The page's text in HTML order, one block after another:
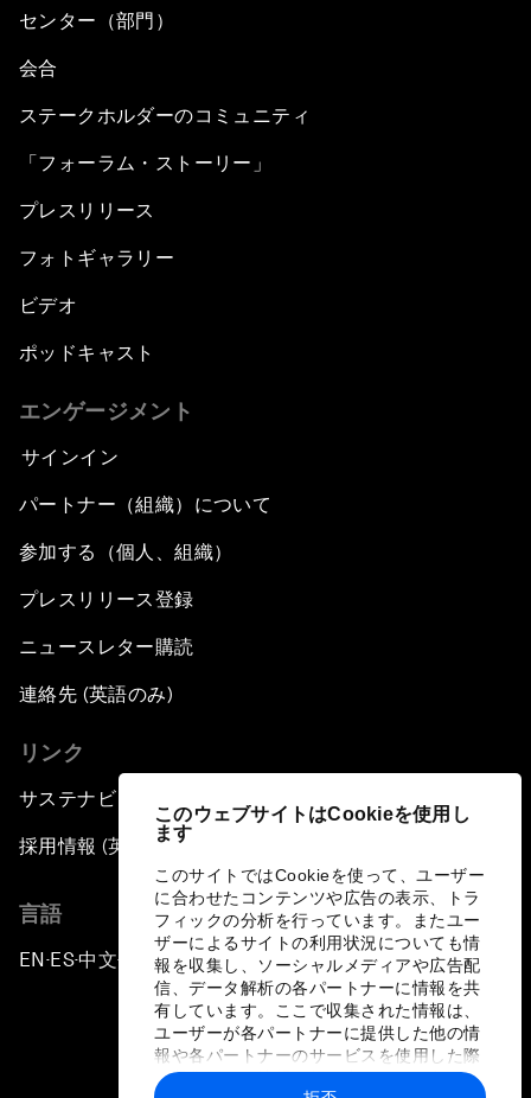
このウェブサイトはCookieを使用し
ます
このサイトではCookieを使って、ユーザー
に合わせたコンテンツや広告の表示、トラ
フィックの分析を行っています。またユー
ザーによるサイトの利用状況についても情
報を収集し、ソーシャルメディアや広告配
信、データ解析の各パートナーに情報を共
有しています。ここで収集された情報は、
ユーザーが各パートナーに提供した他の情
報や各パートナーのサービスを使用した際
に収集された情報と組み合わされ、各パー
センター（部門）
会合
ステークホルダーのコミュニティ
「フォーラム・ストーリー」
プレスリリース
フォトギャラリー
ビデオ
ポッドキャスト
エンゲージメント
サインイン
パートナー（組織）について
参加する（個人、組織）
プレスリリース登録
ニュースレター購読
連絡先 (英語のみ)
リンク
サステナビリティへの取り組み
採用情報 (英語のみ)
言語
EN ▪ES▪中文▪ 日本語